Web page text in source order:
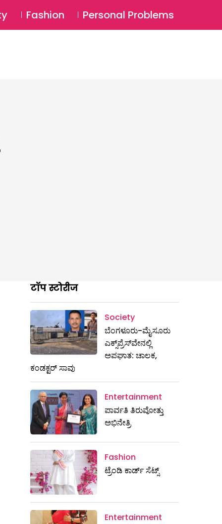
Login ⚲
Fashion Personal Problems
टॉप स्टोरीज
Society
ಬೆಂಗಳೂರು-ಮೈಸೂರು
ಎಕ್ಸ್​ಪ್ರೆಸ್‌ವೇನಲ್ಲಿ
ಅಪಘಾತ: ಚಾಲಕ,
ಕಂಡಕ್ಟರ್ ಸಾವು
Entertainment
ಪಾರ್ವತಿ ತಿರುವೋತ್ತು
ಅಭಿನೇತ್ರಿ
Fashion
ಟ್ರೆಂಡಿ ಕಾರ್ಡ್‌ ಸೆಟ್ಸ್
Entertainment